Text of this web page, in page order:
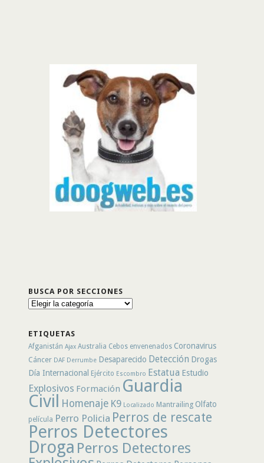
BUSCA POR SECCIONES
Busca
ETIQUETAS
Afganistán Ajax Australia Cebos envenenados Coronavirus
Cáncer DAF Derrumbe Desaparecido Detección Drogas
Día Internacional Ejército Escombro Estatua Estudio
Explosivos Formación Guardia
Civil Homenaje K9 Localizado Mantrailing Olfato
película Perro Policia Perros de rescate
Perros Detectores
Droga Perros Detectores